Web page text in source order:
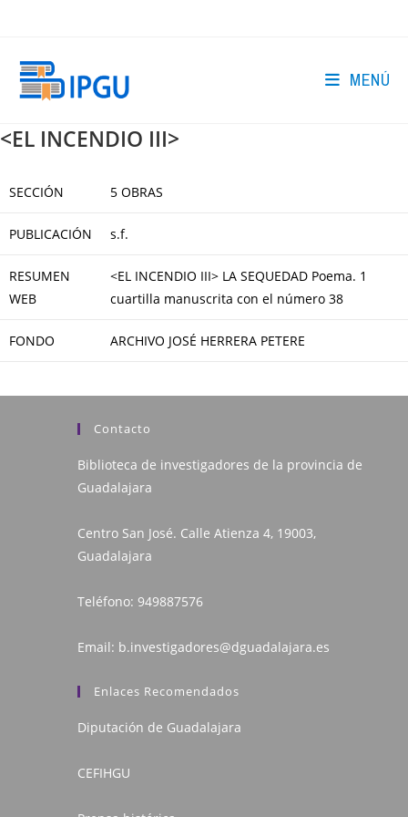
MENÚ
<EL INCENDIO III>
SECCIÓN 5 OBRAS
PUBLICACIÓN s.f.
RESUMEN
WEB
<EL INCENDIO III> LA SEQUEDAD Poema. 1
cuartilla manuscrita con el número 38
FONDO ARCHIVO JOSÉ HERRERA PETERE
Contacto
Biblioteca de investigadores de la provincia de
Guadalajara
Centro San José. Calle Atienza 4, 19003,
Guadalajara
Teléfono: 949887576
Email: b.investigadores@dguadalajara.es
Enlaces Recomendados
Diputación de Guadalajara
CEFIHGU